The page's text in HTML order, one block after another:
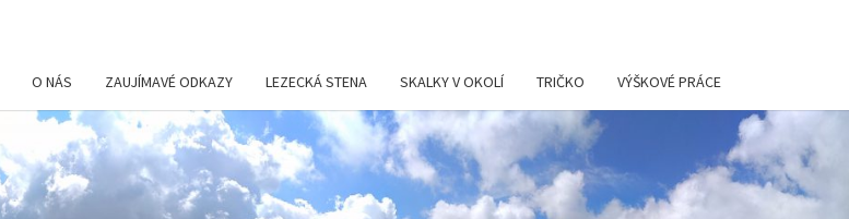
O NÁS ZAUJÍMAVÉ ODKAZY LEZECKÁ STENA SKALKY V OKOLÍ TRIČKO VÝŠKOVÉ PRÁCE